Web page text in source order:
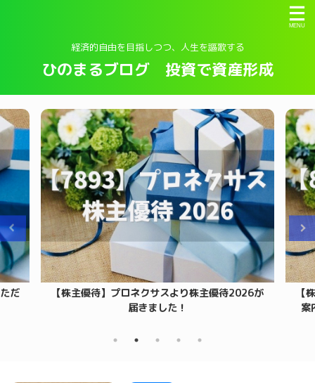
経済的自由を目指しつつ、人生を謳歌する
ひのまるブログ 投資で資産形成
だ
【株主優待】プロネクサスより株主優待2026が
届きました！
【
案